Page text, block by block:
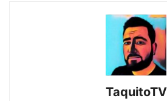
TaquitoTV